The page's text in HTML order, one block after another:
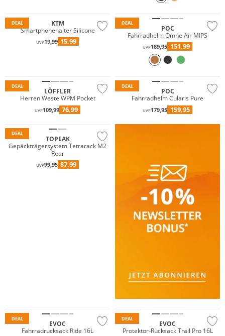
DEAL
KTM
Smartphonehalter Silicone
UVP19,99 15,99
DEAL
POC
Fahrradhelm Omne Air MIPS
UVP189,95 151,99
DEAL
LÖFFLER
Herren Weste WPM Pocket
UVP109,99 76,99
DEAL
POC
Fahrradhelm Cularis Pure
UVP179,95 159,95
DEAL
TOPEAK
Gepäckträgersystem Tetrarack M2
Rear
UVP99,95 87,99
DEAL
EVOC
Fahrradrucksack Ride 16L
DEAL
EVOC
Protektor-Rucksack Trail Pro 16L